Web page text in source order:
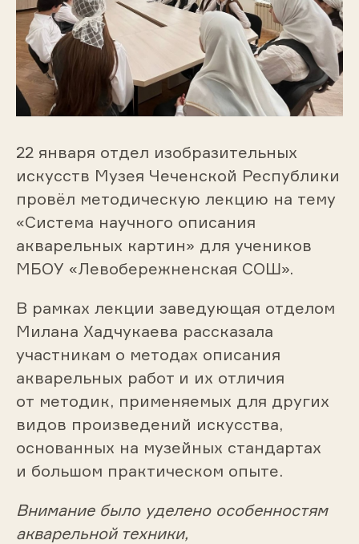
22 января отдел изобразительных
искусств Музея Чеченской Республики
провёл методическую лекцию на тему
«Система научного описания
акварельных картин» для учеников
МБОУ «Левобережненская СОШ».
В рамках лекции заведующая отделом
Милана Хадчукаева рассказала
участникам о методах описания
акварельных работ и их отличия
от методик, применяемых для других
видов произведений искусства,
основанных на музейных стандартах
и большом практическом опыте.
Внимание было уделено особенностям
акварельной техники,